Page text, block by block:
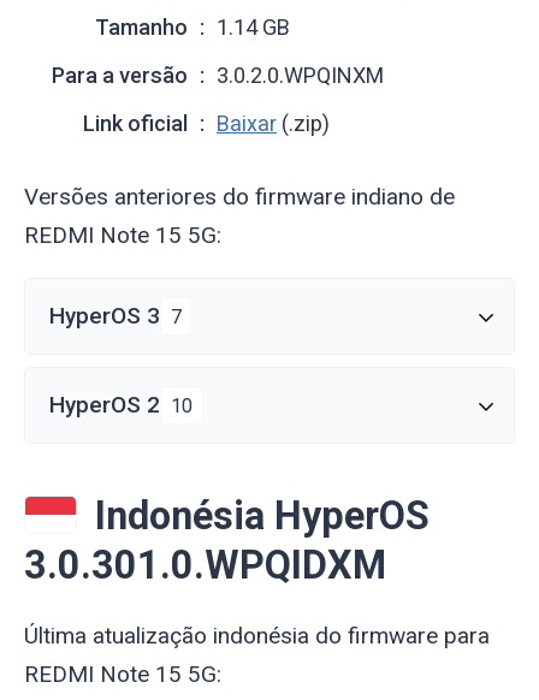
Tamanho
1.14 GB
Para a versão
3.0.2.0.WPQINXM
Link oficial
Baixar (.zip)
Versões anteriores do firmware indiano de
REDMI Note 15 5G:
HyperOS 3 7
HyperOS 2 10
Indonésia HyperOS
3.0.301.0.WPQIDXM
Última atualização indonésia do firmware para
REDMI Note 15 5G: